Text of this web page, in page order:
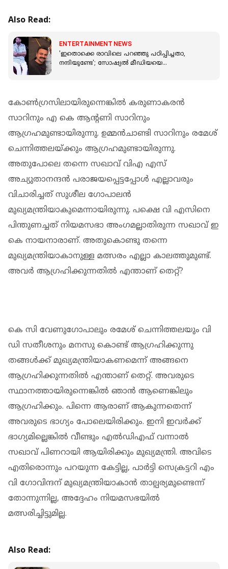
Also Read:
ENTERTAINMENT NEWS
'ഇതൊക്കെ രാവിലെ പറഞ്ഞു പഠിപ്പിച്ചതാ,
നന്ദിയുണ്ടേ'; സോഷ്യൽ മീഡിയയെ
കോണ്‍ഗ്രസിലായിരുന്നെങ്കില്‍ കരുണാകരന്‍
സാറിനും എ കെ ആന്റണി സാറിനും
ആഗ്രഹമുണ്ടായിരുന്നു. ഉമ്മന്‍ചാണ്ടി സാറിനും രമേശ്
ചെന്നിത്തലയ്ക്കും ആഗ്രഹമുണ്ടായിരുന്നു.
അതുപോലെ തന്നെ സഖാവ് വിഎ എസ്
അച്യുതാനന്ദന്‍ പരാജയപ്പെട്ടപ്പോള്‍ എല്ലാവരും
വിചാരിച്ചത് സുശീല ഗോപാലന്‍
മുഖ്യമന്ത്രിയാകുമെന്നായിരുന്നു. പക്ഷെ വി എസിനെ
പിന്തുണച്ചത് നിയമസഭാ അംഗമല്ലാതിരുന്ന സഖാവ് ഇ
കെ നായനാരാണ്. അതുകൊണ്ടു തന്നെ
മുഖ്യമന്ത്രിയാകാനുള്ള മത്സരം എല്ലാ കാലത്തുമുണ്ട്.
അവര്‍ ആഗ്രഹിക്കുന്നതില്‍ എന്താണ് തെറ്റ്?
കെ സി വേണുഗോപാലും രമേശ് ചെന്നിത്തലയും വി
ഡി സതീശനും മനസു കൊണ്ട് ആഗ്രഹിക്കുന്നു
തങ്ങള്‍ക്ക് മുഖ്യമന്ത്രിയാകണമെന്ന് അങ്ങനെ
ആഗ്രഹിക്കുന്നതില്‍ എന്താണ് തെറ്റ്. അവരുടെ
സ്ഥാനത്തായിരുന്നെങ്കില്‍ ഞാന്‍ ആണെങ്കിലും
ആഗ്രഹിക്കും. പിന്നെ ആരാണ് ആകുന്നതെന്ന്
അവരുടെ ഭാഗ്യം പോലെയിരിക്കും. ഇനി ഇവര്‍ക്ക്
ഭാഗ്യമില്ലെങ്കില്‍ വീണ്ടും എല്‍ഡിഎഫ് വന്നാല്‍
സഖാവ് പിണറായി ആയിരിക്കും മുഖ്യമന്ത്രി. അവിടെ
എതിരൊന്നും പറയുന്ന കേട്ടില്ല, പാര്‍ട്ടി സെക്രട്ടറി എം
വി ഗോവിന്ദന് മുഖ്യമന്ത്രിയാകാന്‍ താല്പര്യമുണ്ടെന്ന്
തോന്നുന്നില്ല, അദ്ദേഹം നിയമസഭയില്‍
മത്സരിച്ചിട്ടുമില്ല.
Also Read: